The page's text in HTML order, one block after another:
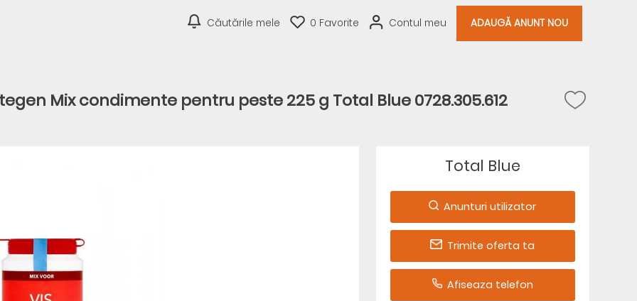
Căutările mele 0 Favorite Contul meu ADAUGĂ ANUNT NOU
Mix condimente pentru peste 225 g Total Blue 0728.305.612
Total Blue
Anunturi utilizator
Trimite oferta ta
Afiseaza telefon